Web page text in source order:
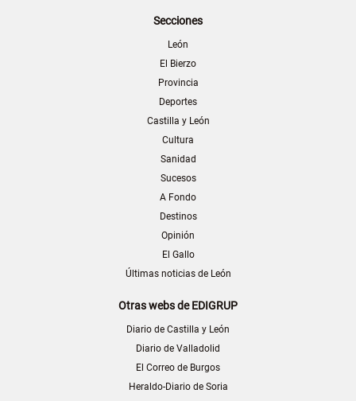
Secciones
León
El Bierzo
Provincia
Deportes
Castilla y León
Cultura
Sanidad
Sucesos
A Fondo
Destinos
Opinión
El Gallo
Últimas noticias de León
Otras webs de EDIGRUP
Diario de Castilla y León
Diario de Valladolid
El Correo de Burgos
Heraldo-Diario de Soria